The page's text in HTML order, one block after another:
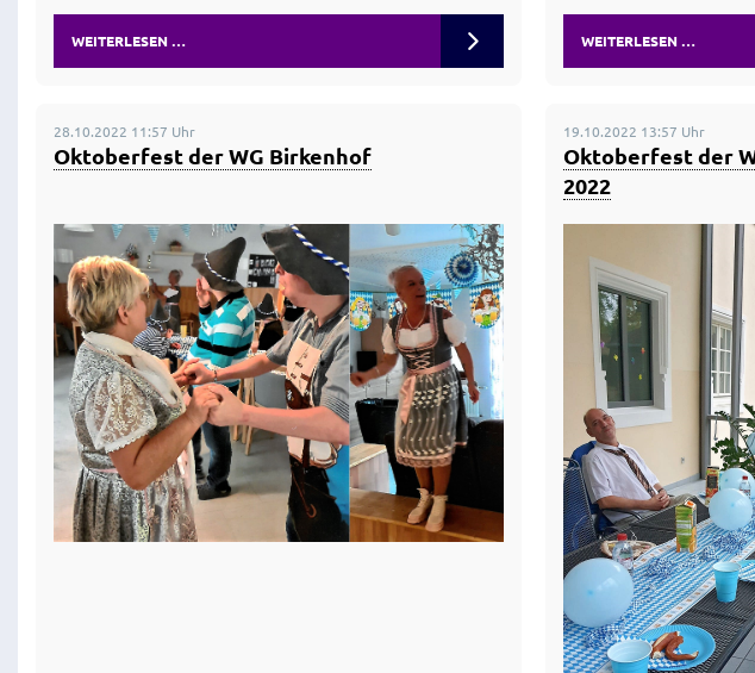
WEITERLESEN … WEITERLESEN …
28.10.2022 11:57 Uhr
Oktoberfest der WG Birkenhof
19.10.2022 13:57 Uhr
Oktoberfest der
2022